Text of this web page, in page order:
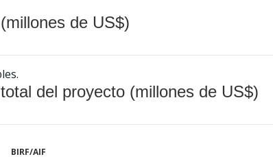
de US$)
del proyecto (millones de US$)
BIRF/AIF